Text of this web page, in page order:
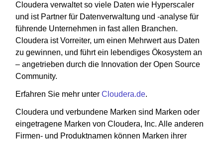
Cloudera verwaltet so viele Daten wie Hyperscaler
und ist Partner für Datenverwaltung und -analyse für
führende Unternehmen in fast allen Branchen.
Cloudera ist Vorreiter, um einen Mehrwert aus Daten
zu gewinnen, und führt ein lebendiges Ökosystem an
– angetrieben durch die Innovation der Open Source
Community.
Erfahren Sie mehr unter Cloudera.de.
Cloudera und verbundene Marken sind Marken oder
eingetragene Marken von Cloudera, Inc. Alle anderen
Firmen- und Produktnamen können Marken ihrer